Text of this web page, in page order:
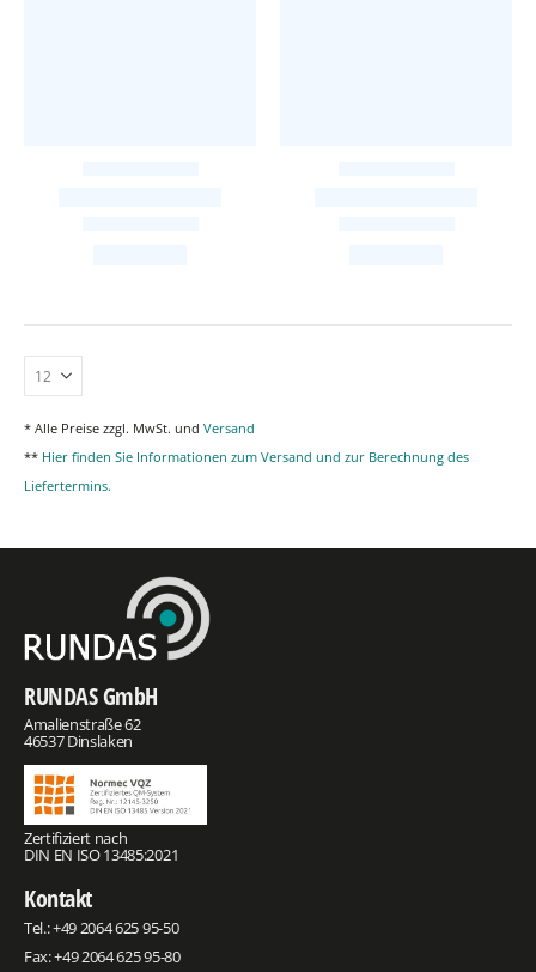
* Alle Preise zzgl. MwSt. und Versand
** Hier finden Sie Informationen zum Versand und zur Berechnung des
Liefertermins.
RUNDAS GmbH
Amalienstraße 62
46537 Dinslaken
Zertifiziert nach
DIN EN ISO 13485:2021
Kontakt
Tel.:+49 2064 625 95-50
Fax: +49 2064 625 95-80